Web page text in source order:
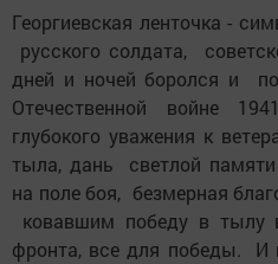
Георгиевская ленточка -
русского солдата,
дней и ночей боролся и
Отечественной войне
глубокого уважения к
тыла, дань светлой
на поле боя, безмерная
ковавшим победу в тылу
фронта, все для победы. И